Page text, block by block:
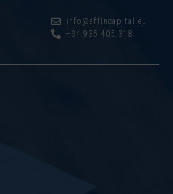
info@affincapital.eu
+34.935.405.318